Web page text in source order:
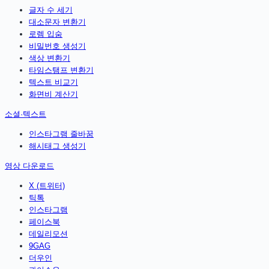
글자 수 세기
대소문자 변환기
로렘 입숨
비밀번호 생성기
색상 변환기
타임스탬프 변환기
텍스트 비교기
화면비 계산기
소셜·텍스트
인스타그램 줄바꿈
해시태그 생성기
영상 다운로드
X (트위터)
틱톡
인스타그램
페이스북
데일리모션
9GAG
더우인